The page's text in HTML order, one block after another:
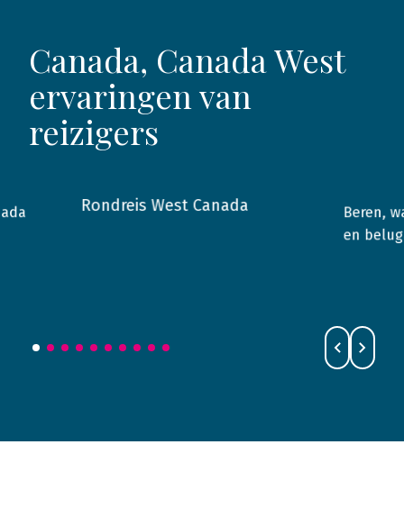
Canada, Canada West
ervaringen van
reizigers
2016 Canada
Rondreis West Canada
2023
Beren,
en